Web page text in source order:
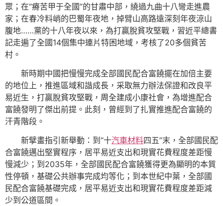
眾；在“瘠苦甲于全國”的甘肅中部，繞過九曲十八彎走進農
家；在春冷料峭的巴蜀年夜地，掉臂山高路遠深刻年夜涼山
腹地……黨的十八年夜以來，為打贏脫貧攻堅戰，習近平總書
記走遍了全國14個集中連片特困地域，考核了20多個貧苦
村。
新時期中國把慢慢完成全部國民配合富饒擺在加倍主要
的地位上，推進區域和諧成長，采取無力辦法保證和改良平
易近生，打贏脫貧攻堅戰，周全建成小康社會，為增進配合
富饒發明了傑出前提。此刻，曾經到了扎實推進配合富饒的
汗青階段。
新擘畫指引新舉動：到“十汽車材料四五”末，全部國民配
合富饒邁出堅實程序，居平易近支出和現實花費程度差距慢
慢減少；到2035年，全部國民配合富饒獲得更為顯明的本質
性停頓，基礎公共辦事完成均等化；到本世紀中葉，全部國
民配合富饒基礎完成，居平易近支出和現實花費程度差距減
少到公道區間。